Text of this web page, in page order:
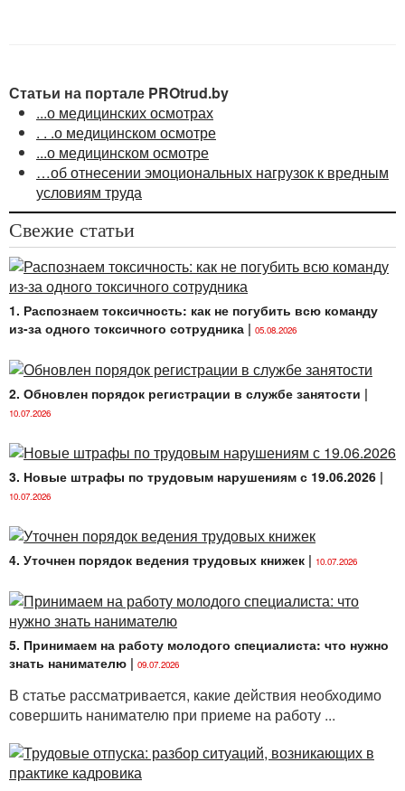
Статьи на портале PROtrud.by
...о медицинских осмотрах
. . .о медицинском осмотре
...о медицинском осмотре
…об отнесении эмоциональных нагрузок к вредным
условиям труда
Свежие статьи
1. Распознаем токсичность: как не погубить всю команду
из-за одного токсичного сотрудника | 05.08.2026
2. Обновлен порядок регистрации в службе занятости |
10.07.2026
3. Новые штрафы по трудовым нарушениям с 19.06.2026 |
10.07.2026
4. Уточнен порядок ведения трудовых книжек | 10.07.2026
5. Принимаем на работу молодого специалиста: что нужно
знать нанимателю | 09.07.2026
В статье рассматривается, какие действия необходимо
совершить нанимателю при приеме на работу ...